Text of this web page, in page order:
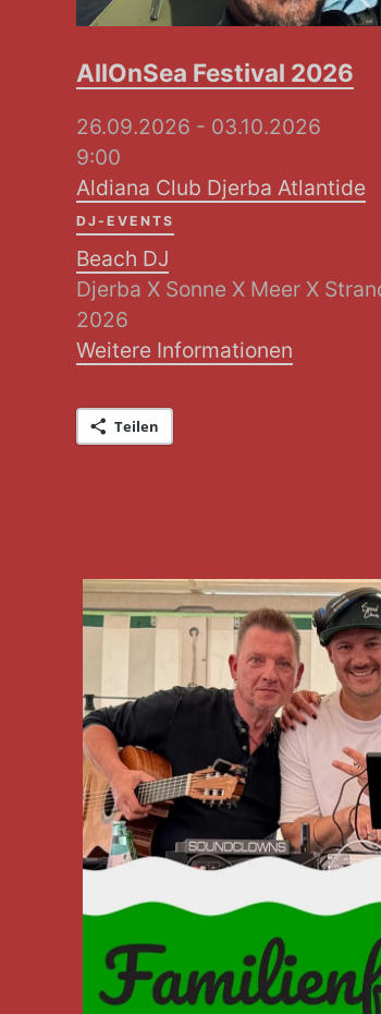
AllOnSea Festival 2026
26.09.2026 - 03.10.2026
9:00
Aldiana Club Djerba Atlantide
DJ-EVENTS
Beach DJ
Djerba X Sonne X Meer X
2026
Weitere Informationen
Teilen